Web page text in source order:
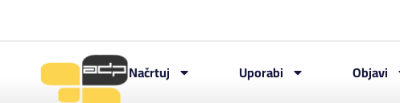
Načrtuj Uporabi Objavi